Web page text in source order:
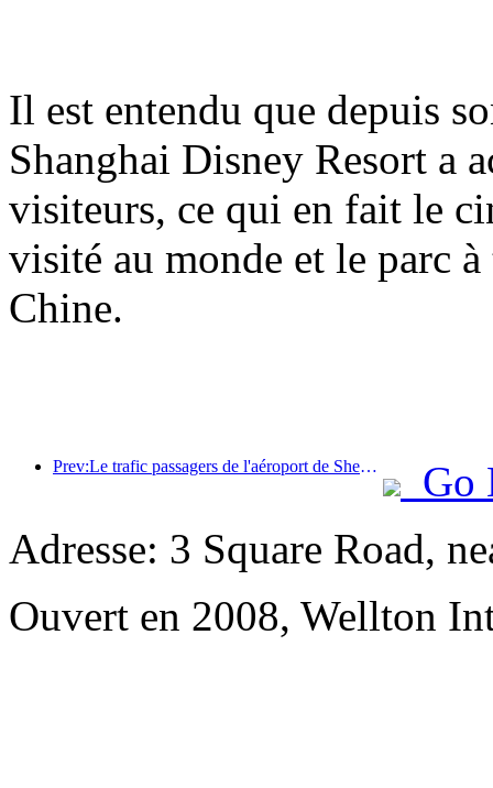
Il est entendu que depuis
Shanghai Disney Resort a
visiteurs, ce qui en fait le
visité au monde et le parc
Chine.
Prev:Le trafic passagers de l'aéroport de Shenzhen a dépassé les 3 millions cette année, établissant un nouveau record pour la même période.
Go
Adresse: 3 Square Road,
Ouvert en 2008, Wellton